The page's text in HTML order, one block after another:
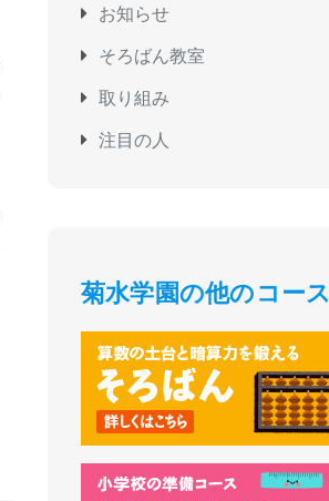
お知らせ
そろばん教室
取り組み
注目の人
菊水学園の他のコース